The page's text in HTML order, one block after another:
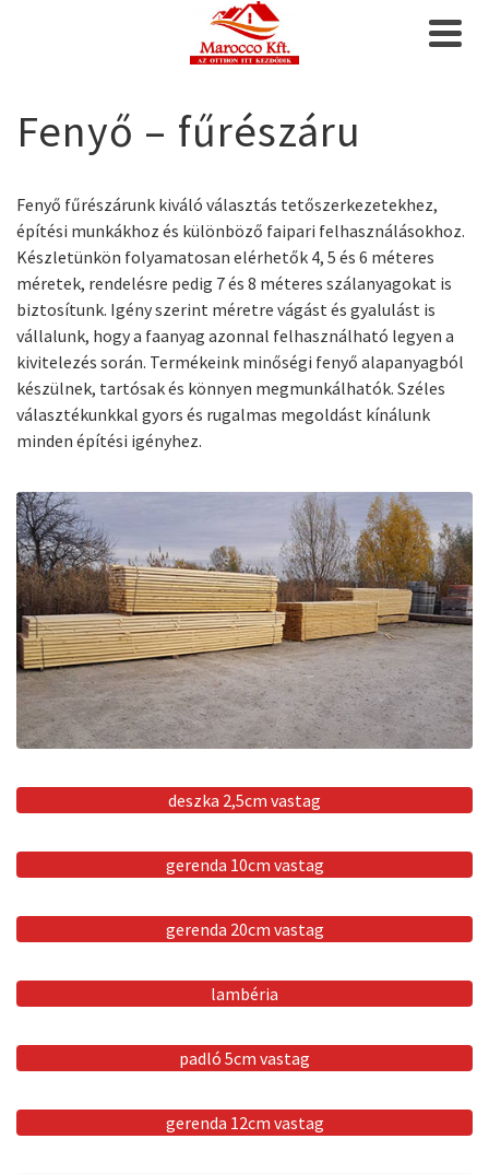
Fenyő – fűrészáru
Fenyő fűrészárunk kiváló választás tetőszerkezetekhez,
építési munkákhoz és különböző faipari felhasználásokhoz.
Készletünkön folyamatosan elérhetők 4, 5 és 6 méteres
méretek, rendelésre pedig 7 és 8 méteres szálanyagokat is
biztosítunk. Igény szerint méretre vágást és gyalulást is
vállalunk, hogy a faanyag azonnal felhasználható legyen a
kivitelezés során. Termékeink minőségi fenyő alapanyagból
készülnek, tartósak és könnyen megmunkálhatók. Széles
választékunkkal gyors és rugalmas megoldást kínálunk
minden építési igényhez.
deszka 2,5cm vastag
gerenda 10cm vastag
gerenda 20cm vastag
lambéria
padló 5cm vastag
gerenda 12cm vastag